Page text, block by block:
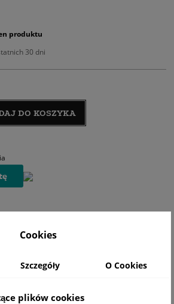
produktu
30 dni
DO KOSZYKA
NA AUCIE
Cookies
Szczegóły O Cookies
plików cookies